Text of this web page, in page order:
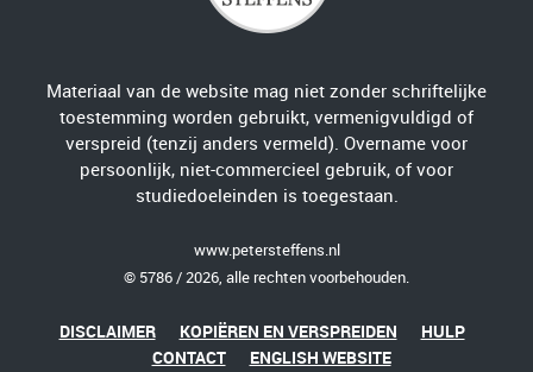
Materiaal van de website mag niet zonder schriftelijke
toestemming worden gebruikt, vermenigvuldigd of
verspreid (tenzij anders vermeld). Overname voor
persoonlijk, niet-commercieel gebruik, of voor
studiedoeleinden is toegestaan.
www.petersteffens.nl
© 5786 / 2026, alle rechten voorbehouden.
DISCLAIMER KOPIËREN EN VERSPREIDEN
HULP
CONTACT
ENGLISH WEBSITE